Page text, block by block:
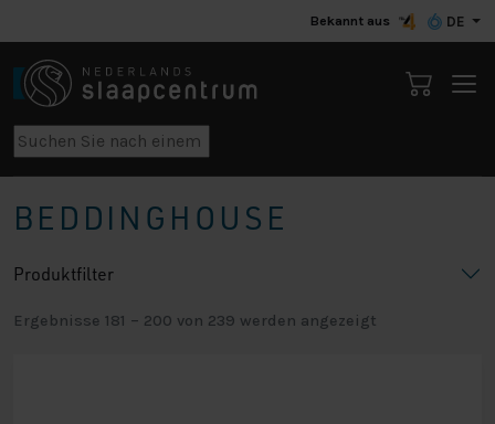
Bekannt aus DE
BEDDINGHOUSE
Produktfilter
Ergebnisse 181 – 200 von 239 werden angezeigt